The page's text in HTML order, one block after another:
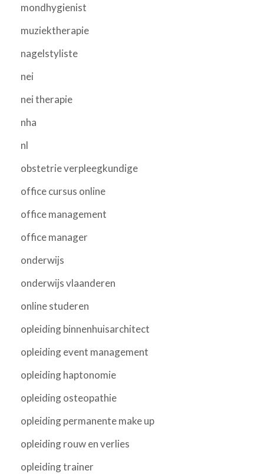
mondhygienist
muziektherapie
nagelstyliste
nei
nei therapie
nha
nl
obstetrie verpleegkundige
office cursus online
office management
office manager
onderwijs
onderwijs vlaanderen
online studeren
opleiding binnenhuisarchitect
opleiding event management
opleiding haptonomie
opleiding osteopathie
opleiding permanente make up
opleiding rouw en verlies
opleiding trainer